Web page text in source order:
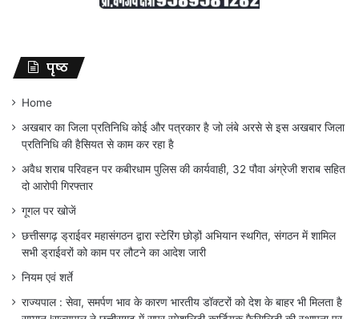
पृष्ठ
Home
अखबार का जिला प्रतिनिधि कोई और पत्रकार है जो लंबे अरसे से इस अखबार जिला
प्रतिनिधि की हैसियत से काम कर रहा है
अवैध शराब परिवहन पर कबीरधाम पुलिस की कार्यवाही, 32 पौवा अंग्रेजी शराब सहित
दो आरोपी गिरफ्तार
गूगल पर खोजें
छत्तीसगढ़ ड्राईवर महासंगठन द्वारा स्टेरिंग छोड़ों अभियान स्थगित, संगठन में शामिल
सभी ड्राईवरों को काम पर लौटने का आदेश जारी
नियम एवं शर्ते
राज्यपाल : सेवा, समर्पण भाव के कारण भारतीय डॉक्टरों को देश के बाहर भी मिलता है